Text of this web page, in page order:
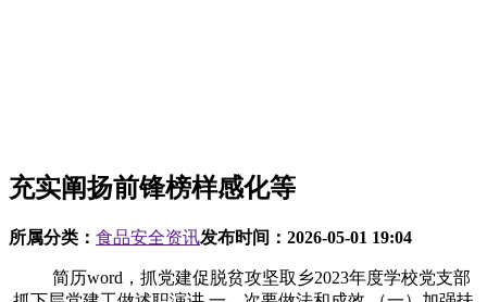
充实阐扬前锋榜样感化等
所属分类： 食品安全资讯发布时间： 2026-05-01 19:04
简历word，抓党建促脱贫攻坚取乡2023年度学校党支部